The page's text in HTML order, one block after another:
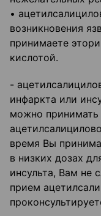
•
возникновения
принимаете
кислотой.
-
инфаркта или
можно принимать
время Вы
в низких дозах
инсульта, Вам не
прием